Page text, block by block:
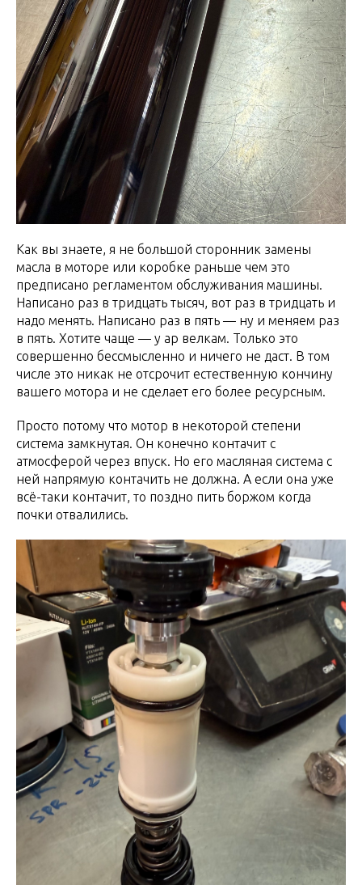
Как вы знаете, я не большой сторонник замены
масла в моторе или коробке раньше чем это
предписано регламентом обслуживания машины.
Написано раз в тридцать тысяч, вот раз в тридцать и
надо менять. Написано раз в пять — ну и меняем раз
в пять. Хотите чаще — у ар велкам. Только это
совершенно бессмысленно и ничего не даст. В том
числе это никак не отсрочит естественную кончину
вашего мотора и не сделает его более ресурсным.
Просто потому что мотор в некоторой степени
система замкнутая. Он конечно контачит с
атмосферой через впуск. Но его масляная система с
ней напрямую контачить не должна. А если она уже
всё-таки контачит, то поздно пить боржом когда
почки отвалились.